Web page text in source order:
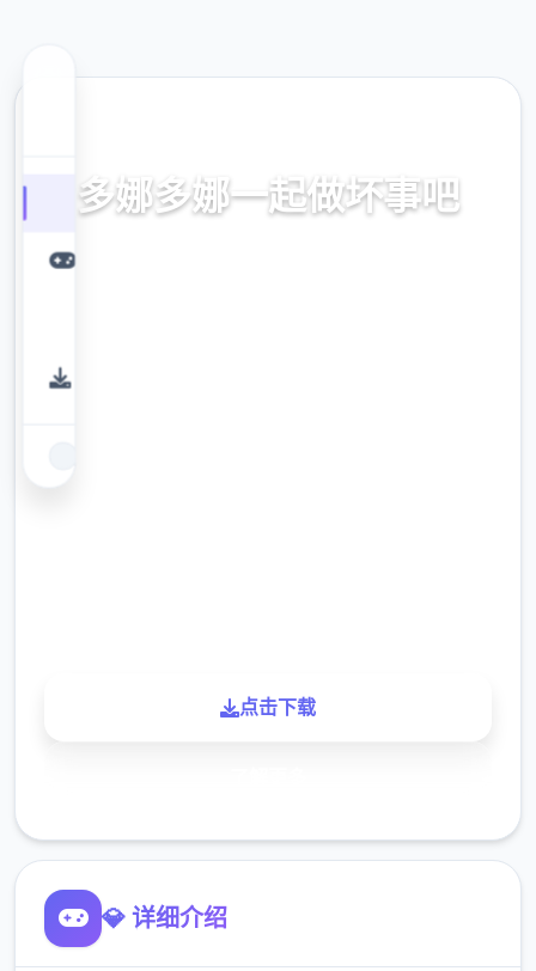
多娜多娜一起做坏事吧
官方中文，中文下载，中文入口，官网入口，
点击下载
💎 详细介绍